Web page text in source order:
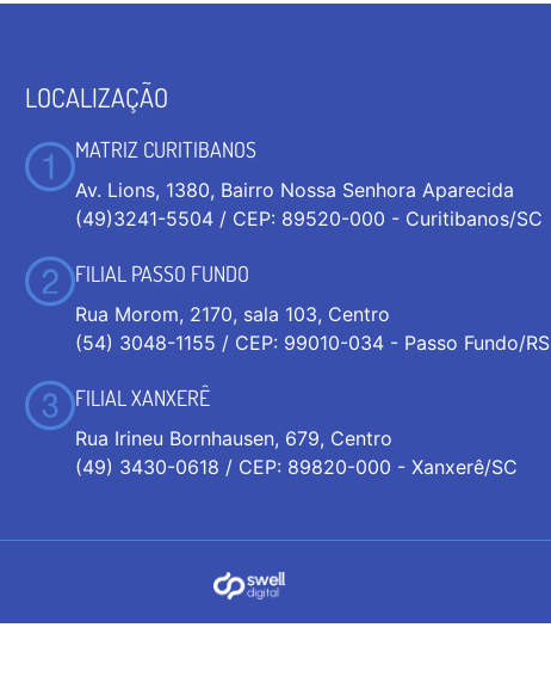
LOCALIZAÇÃO
MATRIZ CURITIBANOS
Av. Lions, 1380, Bairro Nossa Senhora Aparecida
(49)3241-5504 / CEP: 89520-000 - Curitibanos/SC
FILIAL PASSO FUNDO
Rua Morom, 2170, sala 103, Centro
(54) 3048-1155 / CEP: 99010-034 - Passo Fundo/RS
FILIAL XANXERÊ
Rua Irineu Bornhausen, 679, Centro
(49) 3430-0618 / CEP: 89820-000 - Xanxerê/SC